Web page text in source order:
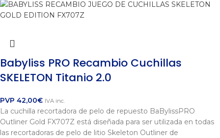
Babyliss PRO Recambio Cuchillas
SKELETON Titanio 2.0
PVP 42,00€ IVA inc.
La cuchilla recortadora de pelo de repuesto BaBylissPRO
Outliner Gold FX707Z está diseñada para ser utilizada en todas
las recortadoras de pelo de litio Skeleton Outliner de